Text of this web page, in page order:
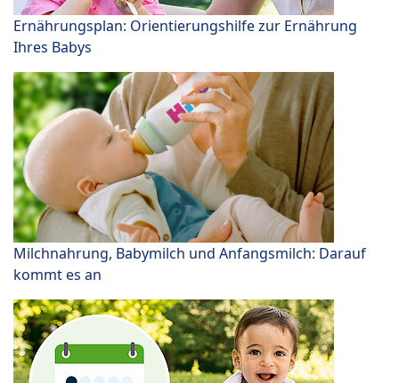
Ernährungsplan: Orientierungshilfe zur Ernährung
Ihres Babys
Milchnahrung, Babymilch und Anfangsmilch: Darauf
kommt es an